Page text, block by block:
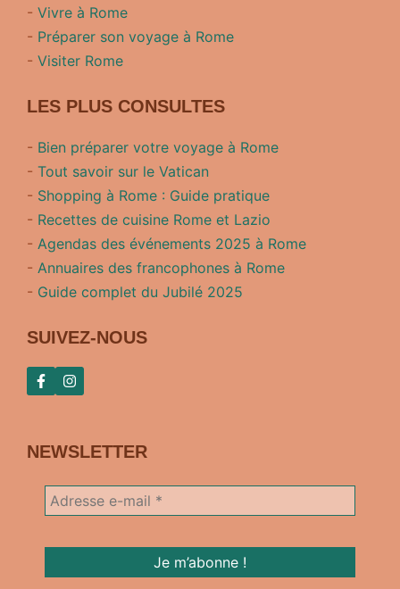
- Vivre à Rome
- Préparer son voyage à Rome
- Visiter Rome
LES PLUS CONSULTES
- Bien préparer votre voyage à Rome
- Tout savoir sur le Vatican
- Shopping à Rome : Guide pratique
- Recettes de cuisine Rome et Lazio
- Agendas des événements 2025 à Rome
- Annuaires des francophones à Rome
- Guide complet du Jubilé 2025
SUIVEZ-NOUS
NEWSLETTER